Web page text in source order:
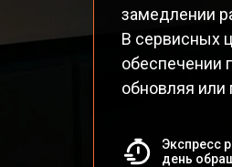
замедлении
В сервисных
обеспечении
обновляя или
Экспресс
день